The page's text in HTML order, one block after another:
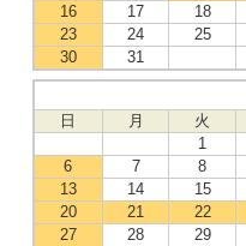
16
17 18
23
24 25
30
31
日
月 火
1
6
7 8
13
14 15
20
21 22
27
28 29